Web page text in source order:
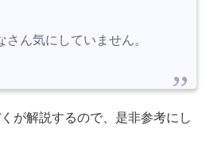
ん気にしていません。
が解説するので、是非参考にし